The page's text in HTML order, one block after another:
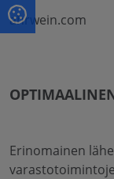
ahrwein.com
Erinomainen